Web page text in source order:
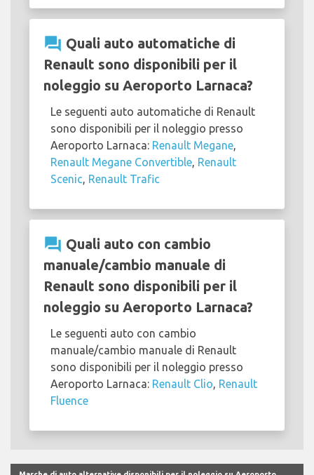
question_answer Quali auto automatiche di
Renault sono disponibili per il
noleggio su Aeroporto Larnaca?
Le seguenti auto automatiche di Renault
sono disponibili per il noleggio presso
Aeroporto Larnaca: Renault Megane
Renault Megane Convertible Renault
Scenic Renault Trafic
question_answer Quali auto con cambio
manuale/cambio manuale di
Renault sono disponibili per il
noleggio su Aeroporto Larnaca?
Le seguenti auto con cambio
manuale/cambio manuale di Renault
sono disponibili per il noleggio presso
Aeroporto Larnaca: Renault Clio Renault
Fluence